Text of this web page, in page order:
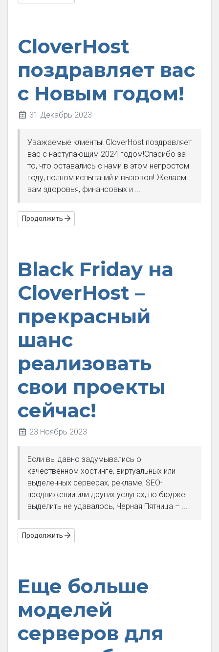
CloverHost
поздравляет вас
с Новым годом!
31 Декабрь 2023
Уважаемые клиенты! CloverHost поздравляет
вас с наступающим 2024 годом!Спасибо за
то, что оставались с нами в этом непростом
году, полном испытаний и вызовов! Желаем
вам здоровья, финансовых и ...
Продолжить
Black Friday на
CloverHost –
прекрасный
шанс
реализовать
свои проекты
сейчас!
23 Ноябрь 2023
Если вы давно задумывались о
качественном хостинге, виртуальных или
выделенных серверах, рекламе, SEO-
продвижении или других услугах, но бюджет
выделить не удавалось, Черная Пятница – ...
Продолжить
Еще больше
моделей
серверов для